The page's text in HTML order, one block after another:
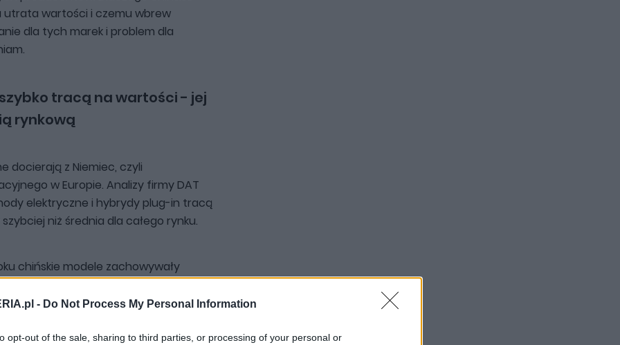
- Do Not Process My Personal Information
opt-out of the sale, sharing to third parties, or processing of your personal or
utrata wartości i czemu wbrew
dla tych marek i problem dla
tracą na wartości - jej
rynkową
docierają z Niemiec, czyli
w Europie. Analizy firmy DAT
elektryczne i hybrydy plug-in tracą
niż średnia dla całego rynku.
chińskie modele zachowywały
ceny katalogowej. W kwietniu
procent. Oznacza to spadek o niemal
ponad dwa lata.